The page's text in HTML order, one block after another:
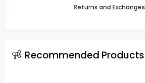
Returns and Exchanges
Recommended Products